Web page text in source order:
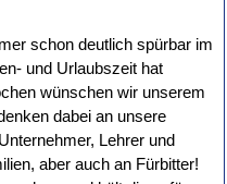
schon deutlich spürbar im
und Urlaubszeit hat
wünschen wir unserem
dabei an unsere
Lehrer und
aber auch an Fürbitter!